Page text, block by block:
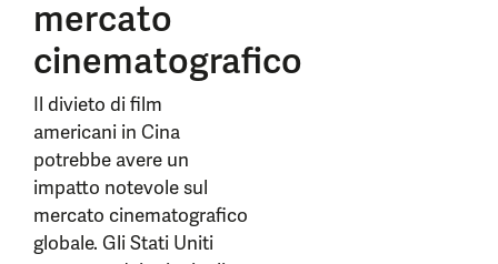
mercato
cinematografico
Il divieto di film
americani in Cina
potrebbe avere un
impatto notevole sul
mercato cinematografico
globale. Gli Stati Uniti